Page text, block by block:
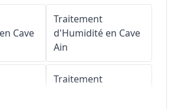
Cave
Traitement
d'Humidité en Cave
Ain
Traitement